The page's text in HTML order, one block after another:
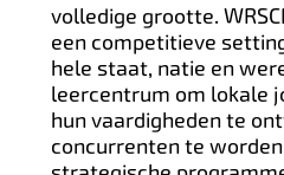
volledige grootte.
een competitieve
hele staat, natie en
leercentrum om lokale
hun vaardigheden te
concurrenten te